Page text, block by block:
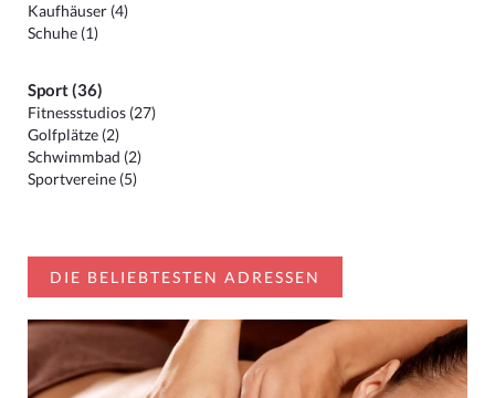
Kaufhäuser (4)
Schuhe (1)
Sport (36)
Fitnessstudios (27)
Golfplätze (2)
Schwimmbad (2)
Sportvereine (5)
DIE BELIEBTESTEN ADRESSEN